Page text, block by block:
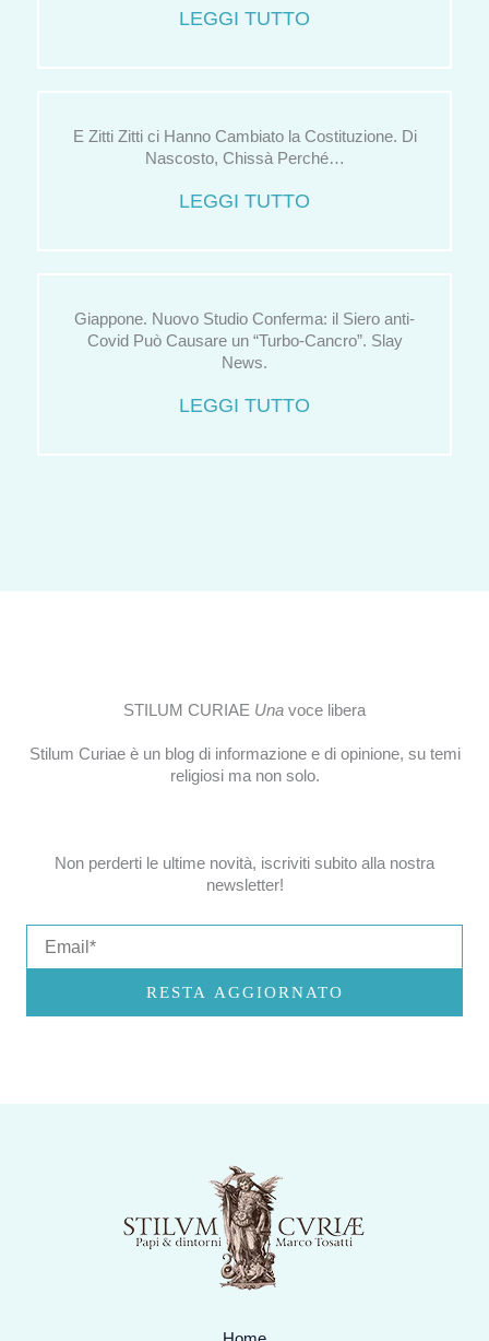
LEGGI TUTTO
E Zitti Zitti ci Hanno Cambiato la Costituzione. Di
Nascosto, Chissà Perché…
LEGGI TUTTO
Giappone. Nuovo Studio Conferma: il Siero anti-
Covid Può Causare un “Turbo-Cancro”. Slay
News.
LEGGI TUTTO
STILUM CURIAE Una voce libera
Stilum Curiae è un blog di informazione e di opinione, su temi
religiosi ma non solo.
Non perderti le ultime novità, iscriviti subito alla nostra
newsletter!
RESTA AGGIORNATO